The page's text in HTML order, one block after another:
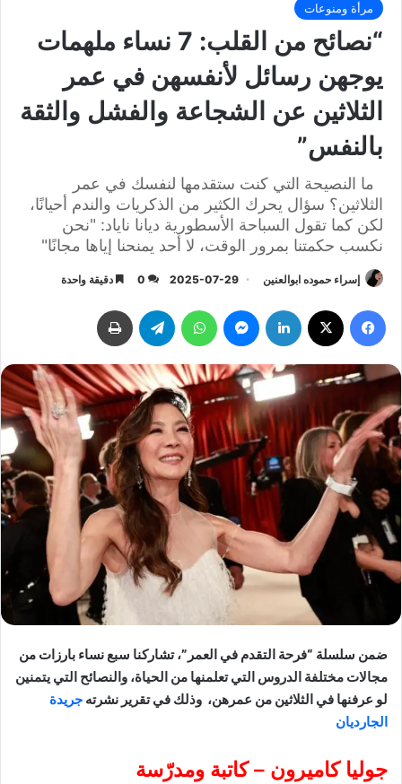
مرأة ومنوعات
“نصائح من القلب: 7 نساء ملهمات
يوجهن رسائل لأنفسهن في عمر
الثلاثين عن الشجاعة والفشل والثقة
بالنفس”
ما النصيحة التي كنت ستقدمها لنفسك في عمر
الثلاثين؟ سؤال يحرك الكثير من الذكريات والندم أحيانًا،
لكن كما تقول السباحة الأسطورية ديانا ناياد: "نحن
نكسب حكمتنا بمرور الوقت، لا أحد يمنحنا إياها مجانًا"
إسراء حموده ابوالعنين 2025-07-29
0 دقيقة واحدة
ضمن سلسلة “فرحة التقدم في العمر”، تشاركنا سبع نساء بارزات من
مجالات مختلفة الدروس التي تعلمنها من الحياة، والنصائح التي يتمنين
لو عرفنها في الثلاثين من عمرهن، وذلك في تقرير نشرته جريدة
الجارديان
جوليا كاميرون – كاتبة ومدرّسة